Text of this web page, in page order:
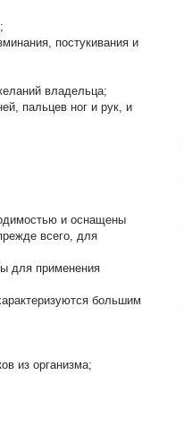
постукивания и
владельца;
пальцев ног и рук, и
и оснащены
всего, для
для применения
большим
из организма;